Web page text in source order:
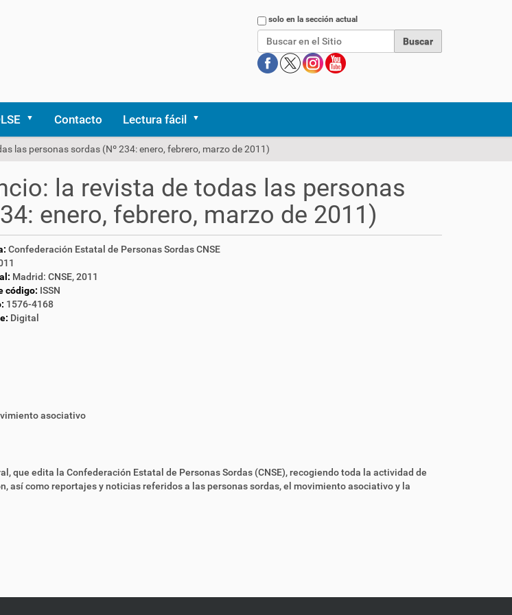
Buscarsolo en la sección actual
Contacto Lectura fácil
las personas sordas (Nº 234: enero, febrero, marzo de 2011)
la revista de todas las personas
enero, febrero, marzo de 2011)
Confederación Estatal de Personas Sordas CNSE
Madrid: CNSE, 2011
código: ISSN
1576-4168
Digital
asociativo
que edita la Confederación Estatal de Personas Sordas (CNSE), recogiendo toda la actividad de
así como reportajes y noticias referidos a las personas sordas, el movimiento asociativo y la